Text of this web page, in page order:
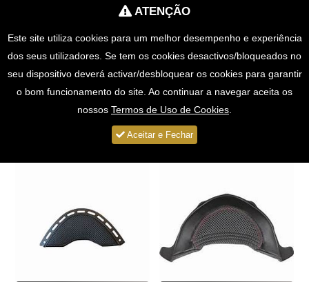
Portes Grátis para Compras > 49€
SHOEI \ ACESSÓRIOS \ CHIN CURTAIN
ATENÇÃO
Este site utiliza cookies para um melhor desempenho e experiência
dos seus utilizadores. Se tem os cookies desactivos/bloqueados no
seu dispositivo deverá activar/desbloquear os cookies para garantir
o bom funcionamento do site. Ao continuar a navegar aceita os
nossos Termos de Uso de Cookies
Aceitar e Fechar